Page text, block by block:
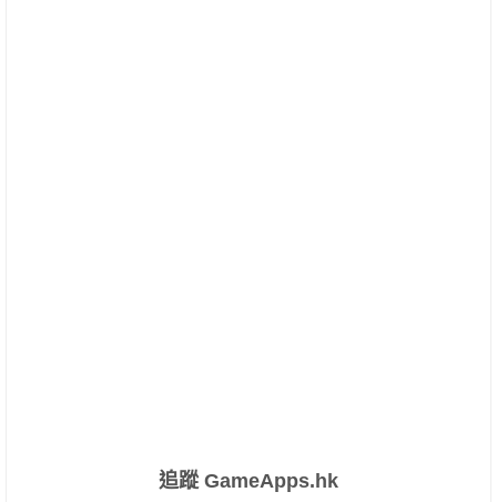
追蹤 GameApps.hk